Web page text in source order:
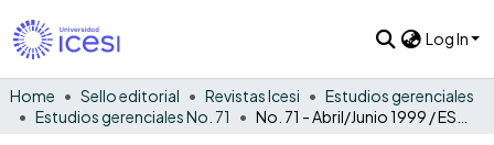
Log In
Home Sello editorial Revistas Icesi
Estudios gerenciales
Estudios gerenciales No. 71